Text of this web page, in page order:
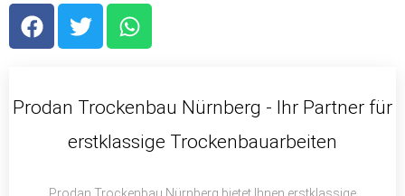
F
a
b
T
w
t
r
W
h
s
p
Prodan Trockenbau Nürnberg - Ihr Partner für
erstklassige Trockenbauarbeiten